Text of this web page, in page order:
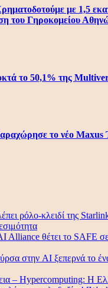
με 1,5
του Γηροκομείου
το 50,1% της
το νέο Maxus
ρόλο-κλειδί της
Alliance θέτει το SAFE
στην AI ξεπερνά το
– Ηypercomputing: Η